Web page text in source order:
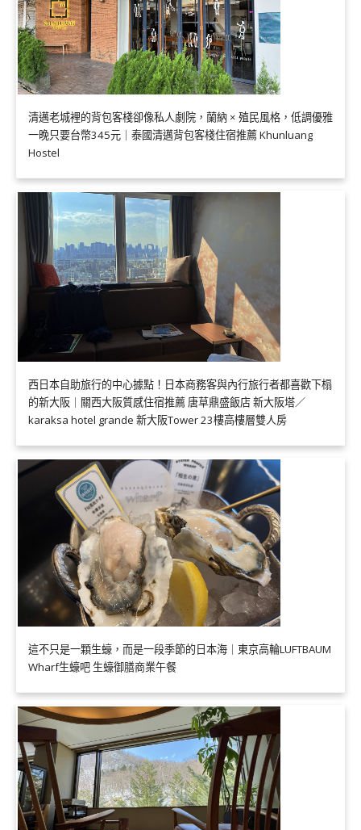
清邁老城裡的背包客棧卻像私人劇院，蘭納 × 殖民風格，低調優雅
一晚只要台幣345元｜泰國清邁背包客棧住宿推薦 Khunluang
Hostel
西日本自助旅行的中心據點！日本商務客與內行旅行者都喜歡下榻
的新大阪｜關西大阪質感住宿推薦 唐草鼎盛飯店 新大阪塔／
karaksa hotel grande 新大阪Tower 23樓高樓層雙人房
這不只是一顆生蠔，而是一段季節的日本海｜東京高輪LUFTBAUM
Wharf生蠔吧 生蠔御膳商業午餐